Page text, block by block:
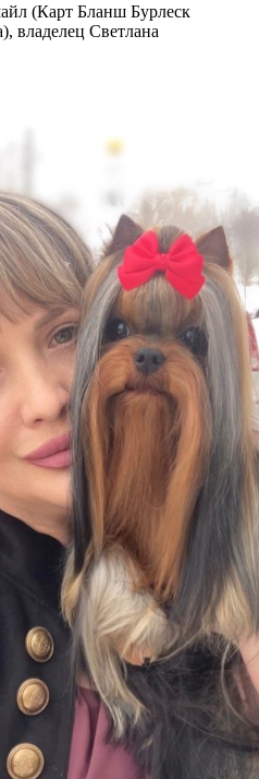
(Карт Бланш Бурлеск
владелец Светлана